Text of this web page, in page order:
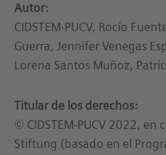
Autor:
CIDSTEM-PUCV, Rocío
Guerra, Jennifer Venegas
Lorena Santos Muñoz,
Titular de los derechos:
© CIDSTEM-PUCV 2022, en
Stiftung (basado en el